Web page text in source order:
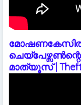
മോഷണകേസിൽ
മാത്യൂസ് | Theft